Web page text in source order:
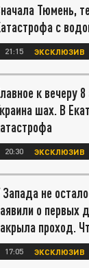
Тюмень,
с
21:15 ЭКСКЛЮЗИВ
к вечеру
шах. В
20:30 ЭКСКЛЮЗИВ
Запада не
о первых
проход.
17:05 ЭКСКЛЮЗИВ